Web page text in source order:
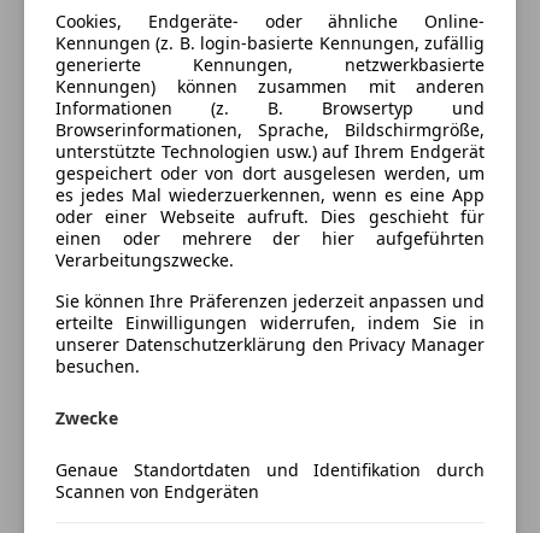
Kraftstoff
Benzin
Kraftstoffverbrauch
0,00l/100 km (komb.)
Ausstattung
Komfort
Elektrische Fensterheber
Lederlenkrad
Sicherheit
Servolenkung
Zentralverriegelung
Extras
Mehr anzeigen
Fahrzeugbeschreibung
Verkaufe BMW Z1. Das Auto wurde in den letzten
Jahren kaum mehr gefahren. Ölwechsel/Service,
Zahnriemen und Pickerl frisch gemacht.
gebrochen und müssten gemacht werden.
Eine Besichtigung ist nach Absprache gerne möglich.
Cookies, Endgeräte- oder ähnliche Online-
Kennungen (z. B. login-basierte Kennungen, zufällig
generierte Kennungen, netzwerkbasierte
Kennungen) können zusammen mit anderen
Informationen (z. B. Browsertyp und
Browserinformationen, Sprache, Bildschirmgröße,
unterstützte Technologien usw.) auf Ihrem Endgerät
gespeichert oder von dort ausgelesen werden, um
es jedes Mal wiederzuerkennen, wenn es eine App
oder einer Webseite aufruft. Dies geschieht für
einen oder mehrere der hier aufgeführten
Verarbeitungszwecke.
Sie können Ihre Präferenzen jederzeit anpassen und
erteilte Einwilligungen widerrufen, indem Sie in
unserer Datenschutzerklärung den Privacy Manager
besuchen.
Zwecke
Genaue Standortdaten und Identifikation durch
Scannen von Endgeräten